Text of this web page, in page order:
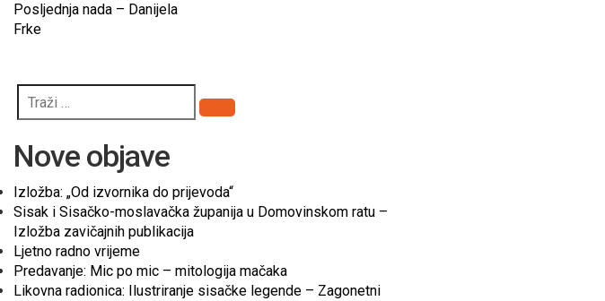
Posljednja nada – Danijela
Frke
Pretraži
Nove objave
Izložba: „Od izvornika do prijevoda“
Sisak i Sisačko-moslavačka županija u Domovinskom ratu –
Izložba zavičajnih publikacija
Ljetno radno vrijeme
Predavanje: Mic po mic – mitologija mačaka
Likovna radionica: Ilustriranje sisačke legende – Zagonetni